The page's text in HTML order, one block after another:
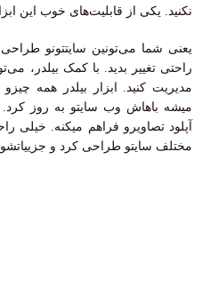
نکنید. یکی از قابلیت‌های خوب این
یعنی شما می‌تونین سایتتونو طراحی
راحتی تغییر بدید. با کمک بیلدر،
مدیریت کنید. ابزار بیلدر همه
میشه باهاش وب سایتو به روز کرد.
آپلود تصاویرو فراهم میکنه. خیلی
مختلف سایتو طراحی کرد و جزییاتشو